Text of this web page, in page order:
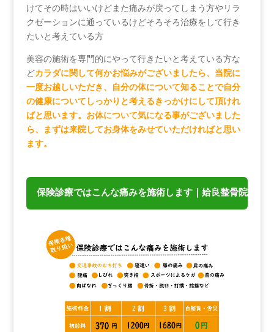
けてその時はいいけどまた痛みが戻ってしまう方やリラ
クゼーションに通っているけどそろそろ治療をして行き
たいと考えている方
美容の施術を専門的にやって行きたいと考えている方な
どカラダに関して何かお悩みがございましたら、当院に
一度お越しいただき、自分の体について知ることで自分
の健康についてしっかりと考えるきっかけにして頂けれ
ばと思います。お体について気になる事がございました
ら、まずは来院してお身体をみせていただければと思い
ます。
保険診療ではこんな痛みを施術します｜姶良整骨院